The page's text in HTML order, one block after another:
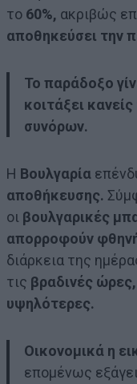
το 60%, ακριβώς
αποθηκεύσει την
Το παράδοξο
κοιτάξει
συνόρων.
Η Βουλγαρία
αποθήκευσης.
οι βουλγαρικές
απορροφούν
διάρκεια της
τις βραδινές ώρες,
υψηλότερες.
Οικονομικά η
επομένως